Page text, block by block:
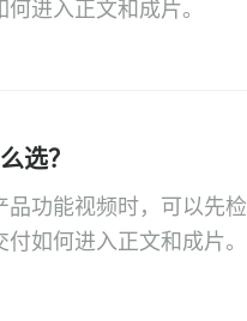
进入正文和成片。
选？
功能视频时，可以先
如何进入正文和成片。